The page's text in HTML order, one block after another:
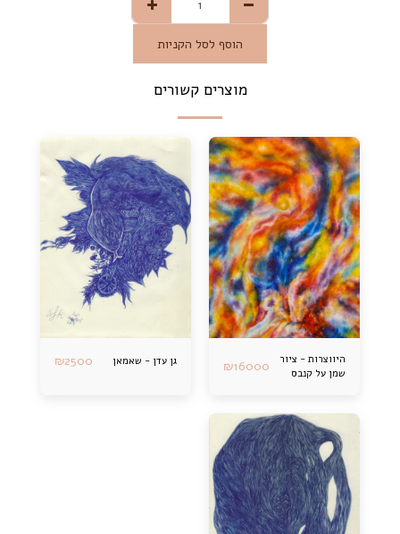
הוסף לסל הקניות
מוצרים קשורים
היווצרות - ציור
שמן על קנבס
₪16000 גן עדן - שאמאן ₪2500